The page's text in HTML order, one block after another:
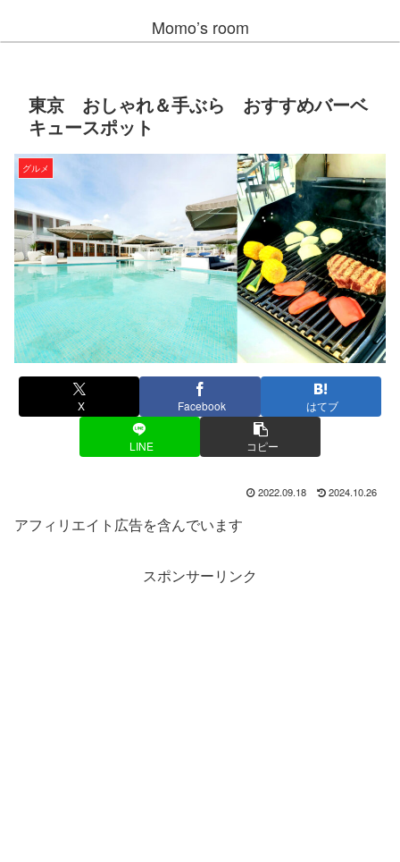
Momo’s room
東京 おしゃれ＆手ぶら おすすめバーベ
キュースポット
グルメ
X Facebook はてブ
LINE コピー
2022.09.18 2024.10.26
アフィリエイト広告を含んでいます
スポンサーリンク